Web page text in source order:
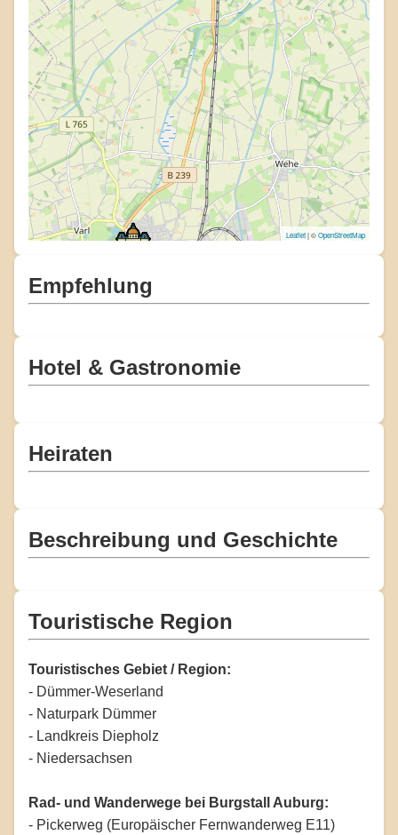
Leaflet| ©OpenStreetMap
Empfehlung
Hotel & Gastronomie
Heiraten
Beschreibung und Geschichte
Touristische Region
Touristisches Gebiet / Region:
- Dümmer-Weserland
- Naturpark Dümmer
- Landkreis Diepholz
- Niedersachsen
Rad- und Wanderwege bei Burgstall Auburg:
- Pickerweg (Europäischer Fernwanderweg E11)